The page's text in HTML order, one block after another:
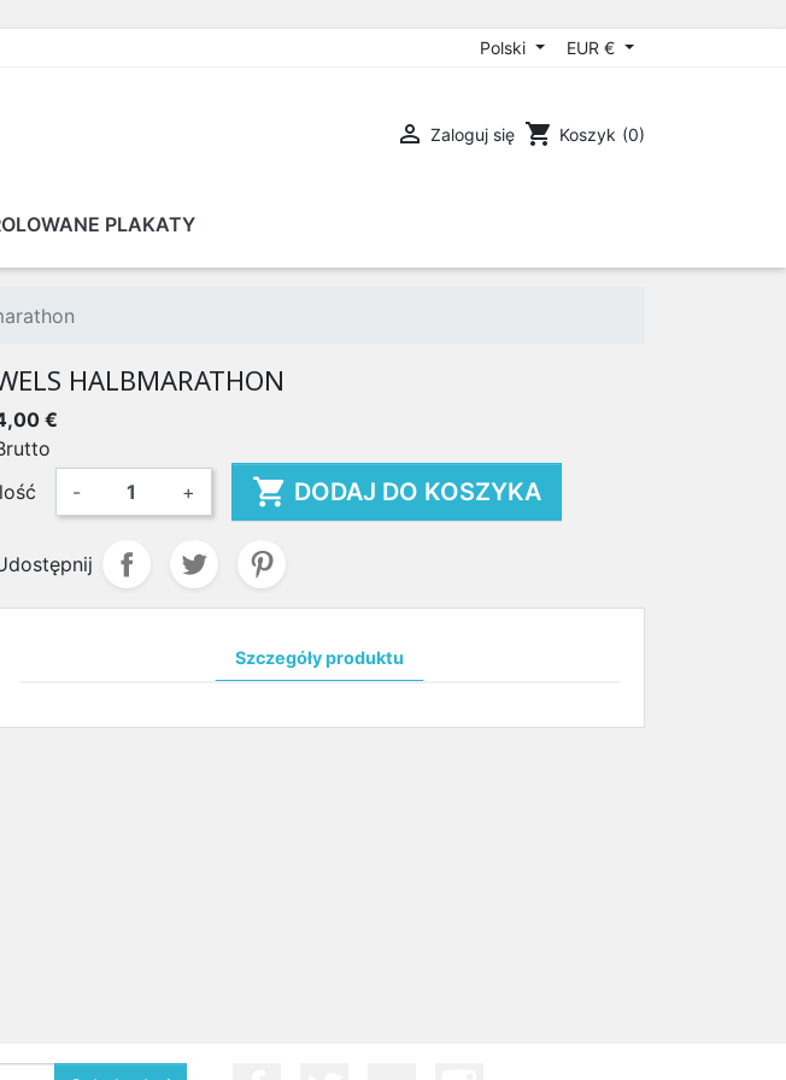
Polski EUR €
 Zaloguj się shopping_cart Koszyk (0)
PLAKATY
HALBMARATHON
€
- +  DODAJ DO KOSZYKA
Szczegóły produktu